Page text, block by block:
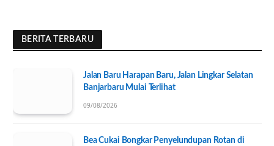
BERITA TERBARU
Jalan Baru Harapan Baru, Jalan Lingkar Selatan
Banjarbaru Mulai Terlihat
09/08/2026
Bea Cukai Bongkar Penyelundupan Rotan di